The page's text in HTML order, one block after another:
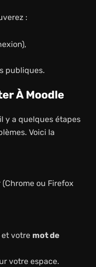
:
publiques.
À Moodle
y a quelques étapes
Voici la
ou Firefox
votre mot de
votre espace.